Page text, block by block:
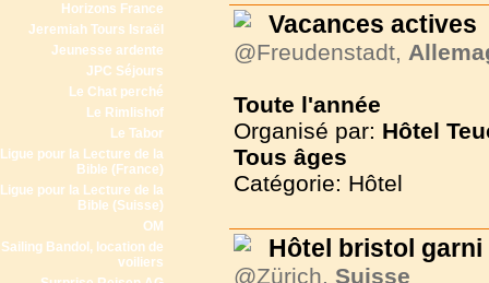
Horizons France
Jeremiah Tours Israël
Jeunesse ardente
JPC Séjours
Le Chat perché
Le Rimlishof
Le Tabor
Ligue pour la Lecture de la
Bible (France)
Ligue pour la Lecture de la
Bible (Suisse)
OM
Sailing Bandol, location de
voiliers
Vacances actives
@Freudenstadt,
Toute l'année
Organisé par: Hôtel
Tous âges
Catégorie: Hôtel
Hôtel bristol garni
@Zürich, Suisse